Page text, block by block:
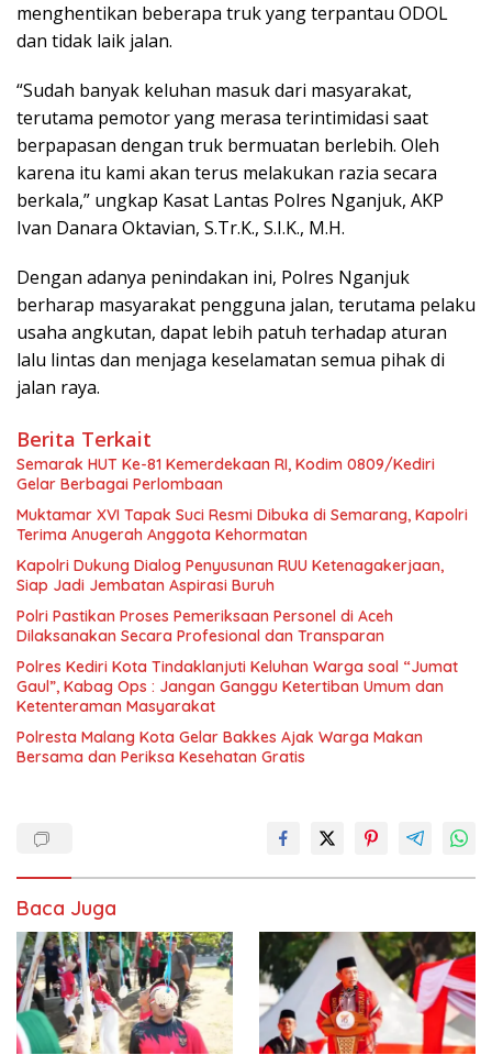
menghentikan beberapa truk yang terpantau ODOL
dan tidak laik jalan.
“Sudah banyak keluhan masuk dari masyarakat,
terutama pemotor yang merasa terintimidasi saat
berpapasan dengan truk bermuatan berlebih. Oleh
karena itu kami akan terus melakukan razia secara
berkala,” ungkap Kasat Lantas Polres Nganjuk, AKP
Ivan Danara Oktavian, S.Tr.K., S.I.K., M.H.
Dengan adanya penindakan ini, Polres Nganjuk
berharap masyarakat pengguna jalan, terutama pelaku
usaha angkutan, dapat lebih patuh terhadap aturan
lalu lintas dan menjaga keselamatan semua pihak di
jalan raya.
Berita Terkait
Semarak HUT Ke-81 Kemerdekaan RI, Kodim 0809/Kediri
Gelar Berbagai Perlombaan
Muktamar XVI Tapak Suci Resmi Dibuka di Semarang, Kapolri
Terima Anugerah Anggota Kehormatan
Kapolri Dukung Dialog Penyusunan RUU Ketenagakerjaan,
Siap Jadi Jembatan Aspirasi Buruh
Polri Pastikan Proses Pemeriksaan Personel di Aceh
Dilaksanakan Secara Profesional dan Transparan
Polres Kediri Kota Tindaklanjuti Keluhan Warga soal “Jumat
Gaul”, Kabag Ops : Jangan Ganggu Ketertiban Umum dan
Ketenteraman Masyarakat
Polresta Malang Kota Gelar Bakkes Ajak Warga Makan
Bersama dan Periksa Kesehatan Gratis
Baca Juga